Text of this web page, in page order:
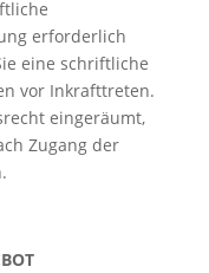
erforderlich
eine schriftliche
vor Inkrafttreten.
eingeräumt,
Zugang der